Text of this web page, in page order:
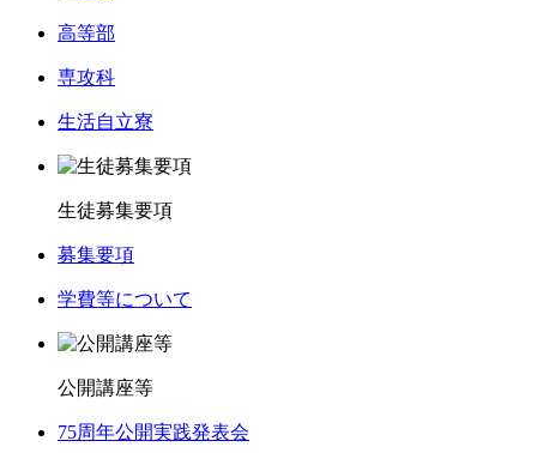
高等部
専攻科
生活自立寮
生徒募集要項
募集要項
学費等について
公開講座等
75周年公開実践発表会